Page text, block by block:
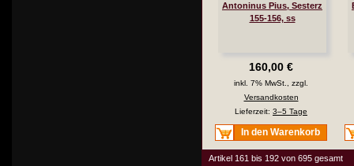
Antoninus Pius, Sesterz
155-156, ss
160,00 €
inkl. 7% MwSt., zzgl.
Versandkosten
Lieferzeit: 3–5 Tage
In den Warenkorb
Artikel 161 bis 192 von 695 gesamt